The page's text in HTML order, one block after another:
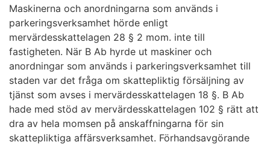
Maskinerna och anordningarna som används i
parkeringsverksamhet hörde enligt
mervärdesskattelagen 28 § 2 mom. inte till
fastigheten. När B Ab hyrde ut maskiner och
anordningar som används i parkeringsverksamhet till
staden var det fråga om skattepliktig försäljning av
tjänst som avses i mervärdesskattelagen 18 §. B Ab
hade med stöd av mervärdesskattelagen 102 § rätt att
dra av hela momsen på anskaffningarna för sin
skattepliktiga affärsverksamhet. Förhandsavgörande